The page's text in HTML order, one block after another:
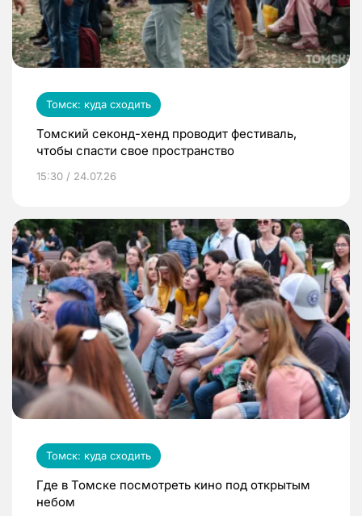
Томск: куда сходить
Томский секонд-хенд проводит фестиваль,
чтобы спасти свое пространство
15:30 / 24.07.26
Томск: куда сходить
Где в Томске посмотреть кино под открытым
небом